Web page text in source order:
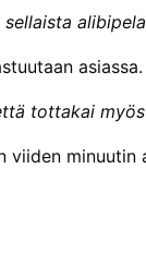
asiassa.
tottakai
viiden